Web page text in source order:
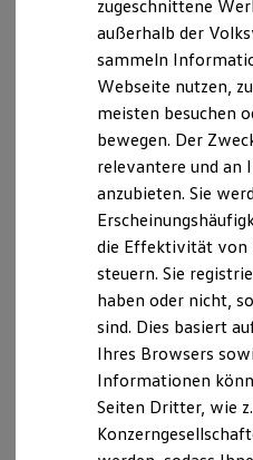
Reichweite
Reichweite
Reichweite im
Laden
Laden
Laden Zuhause
Ladestationen
Batterie
Sicherheit
Garantie und
Nachhaltigkeit
Technologie
Kosten und Kauf
Kaufoptionen
E-Auto-
Software und
ID. Software
Digitale Extras
Schnittstellen
In Ückerath 115,
info@schwab-tolles.de
+49 2133 296100
Montag-Freitag
Samstag
Sonntag
zugeschnittene
außerhalb der
sammeln
Webseite nutzen,
meisten besuchen
bewegen. Der
relevantere und an
anzubieten. Sie
die Effektivität von
steuern. Sie
haben oder nicht,
sind. Dies basiert
Ihres Browsers
Informationen
Seiten Dritter, wie